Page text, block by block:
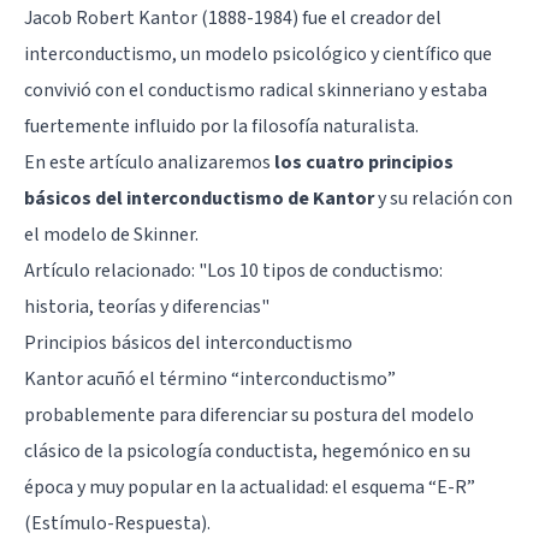
Jacob Robert Kantor (1888-1984) fue el creador del
interconductismo, un modelo psicológico y científico que
convivió con el conductismo radical skinneriano y estaba
fuertemente influido por la filosofía naturalista.
En este artículo analizaremos los cuatro principios
básicos del interconductismo de Kantory su relación con
el modelo deSkinner.
Artículo relacionado: "Los 10 tipos de conductismo:
historia, teorías y diferencias"
Principios básicos del interconductismo
Kantor acuñó el término “interconductismo”
probablemente para diferenciar su postura del modelo
clásico de la psicología conductista, hegemónico en su
época y muy popular en la actualidad: el esquema “E-R”
(Estímulo-Respuesta).